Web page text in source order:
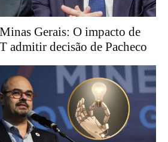
Gerais: O impacto de
admitir decisão de Pacheco